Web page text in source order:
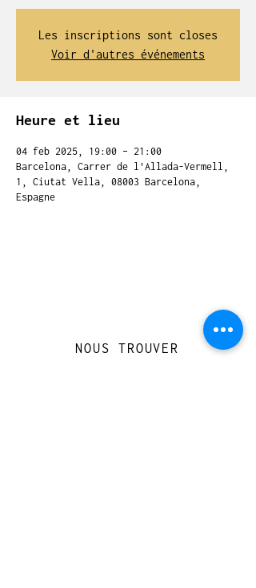
Les inscriptions sont closes
Voir d'autres événements
Heure et lieu
04 feb 2025, 19:00 – 21:00
Barcelona, Carrer de l'Allada-Vermell,
1, Ciutat Vella, 08003 Barcelona,
Espagne
NOUS TROUVER